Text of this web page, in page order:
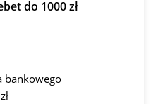
do 1000 zł
bankowego